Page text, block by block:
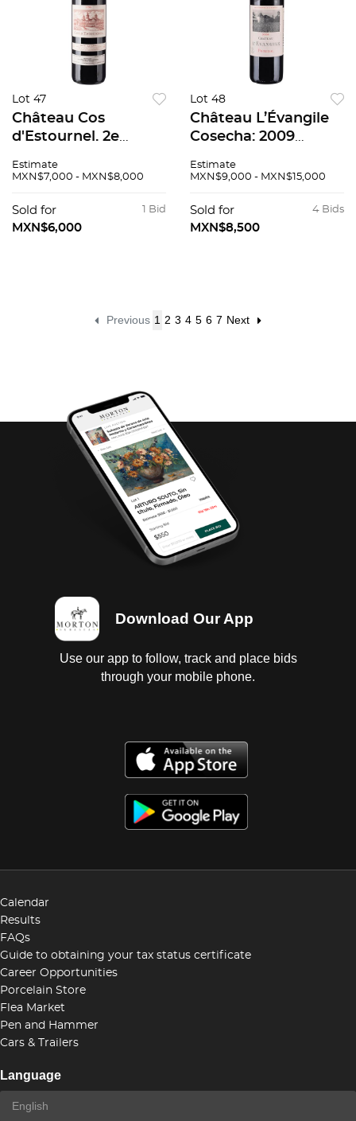
Lot 47
Château Cos
d'Estournel. 2e
Cosecha: 1998. Saint-
Nivel: en el cuello. 93
/ 100
Estimate
MXN$7,000 - MXN$8,000
1 Bid
Sold for
MXN$6,000
Lot 48
Château L’Évangile
Cosecha: 2009
Niveles: uno en el
Château L’Évangile
2009...
Estimate
MXN$9,000 - MXN$15,000
4 Bids
Sold for
MXN$8,500
Previous 1 2 3 4 5 6 7 Next
Download Our App
Use our app to follow, track and place bids
through your mobile phone.
Calendar
Results
FAQs
Guide to obtaining your tax status certificate
Career Opportunities
Porcelain Store
Flea Market
Pen and Hammer
Cars & Trailers
Language